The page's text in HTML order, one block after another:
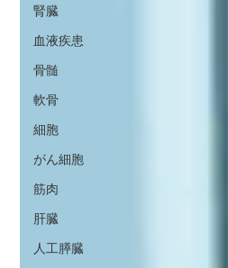
腎臓
血液疾患
骨髄
軟骨
細胞
がん細胞
筋肉
肝臓
人工膵臓